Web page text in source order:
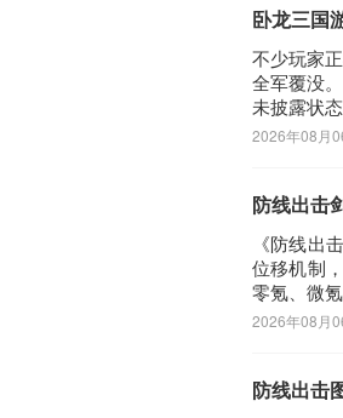
卧龙三国
不少玩家
全军覆没
未披露状
2026年08月
防线出击
《防线出
位移机制
零氪、微
2026年08月
防线出击